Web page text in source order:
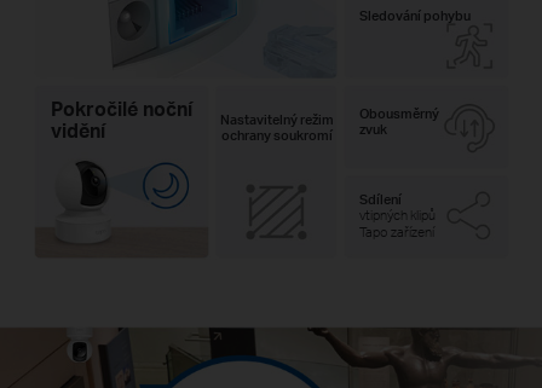
Pokročilé noční
vidění
Nastavitelný režim
ochrany soukromí
Sledování pohybu
Obousměrný
zvuk
Sdílení
vtipných klipů
Tapo zařízení